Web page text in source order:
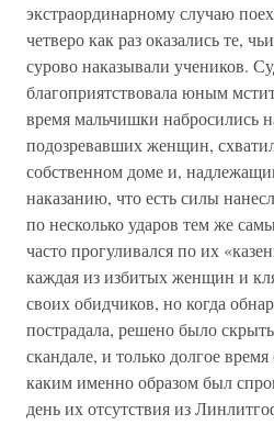
экстраординарному случаю
четверо как раз оказались те,
сурово наказывали учеников.
благоприятствовала юным
время мальчишки набросились
подозревавших женщин,
собственном доме и,
наказанию, что есть силы
по несколько ударов тем же
часто прогуливался по их
каждая из избитых женщин и
своих обидчиков, но когда
пострадала, решено было
скандале, и только долгое время
каким именно образом был
день их отсутствия из